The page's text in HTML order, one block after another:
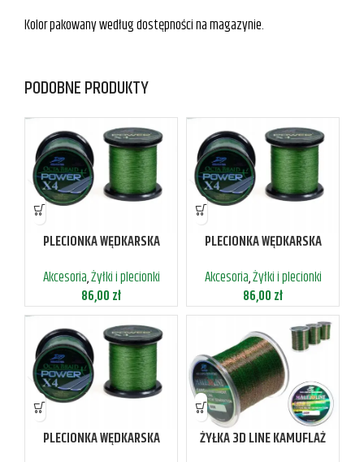
Kolor pakowany według dostępności na magazynie.
PODOBNE PRODUKTY
PLECIONKA WĘDKARSKA
1000M
Akcesoria,Żyłki i plecionki
86,00zł
PLECIONKA WĘDKARSKA
1000M
Akcesoria,Żyłki i plecionki
86,00zł
PLECIONKA WĘDKARSKA
ŻYŁKA 3D LINE KAMUFLAŻ